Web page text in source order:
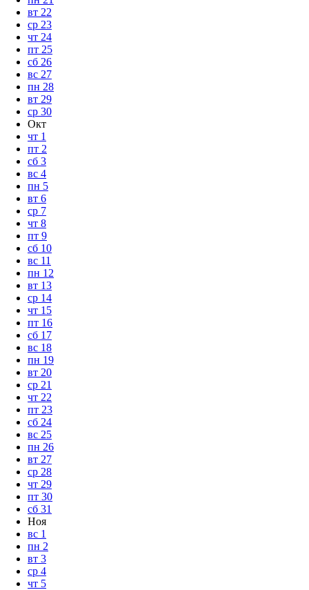
вт 22
ср 23
чт 24
пт 25
сб 26
вс 27
пн 28
вт 29
ср 30
Окт
чт 1
пт 2
сб 3
вс 4
пн 5
вт 6
ср 7
чт 8
пт 9
сб 10
вс 11
пн 12
вт 13
ср 14
чт 15
пт 16
сб 17
вс 18
пн 19
вт 20
ср 21
чт 22
пт 23
сб 24
вс 25
пн 26
вт 27
ср 28
чт 29
пт 30
сб 31
Ноя
вс 1
пн 2
вт 3
ср 4
чт 5